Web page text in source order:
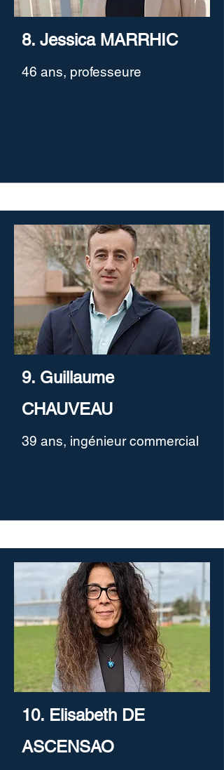
8. Jessica MARRHIC
46 ans, professeure
9. Guillaume
CHAUVEAU
39 ans, ingénieur commercial
10. Elisabeth DE
ASCENSAO